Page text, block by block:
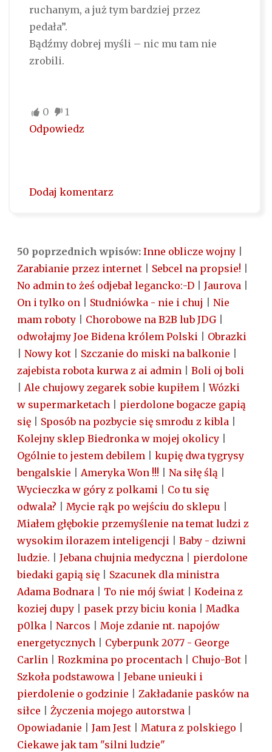
ruchanym, a już tym bardziej przez
pedała”.
Bądźmy dobrej myśli – nic mu tam nie
zrobili.
0
1
Odpowiedz
Dodaj komentarz
50 poprzednich wpisów: Inne oblicze wojny
Zarabianie przez internet
Sebcel na propsie!
No admin to żeś odjebał legancko:-D
Jaurova
On i tylko on
Studniówka - nie i chuj
Nie
mam roboty
Chorobowe na B2B lub JDG|
odwołajmy Joe Bidena królem Polski
Obrazki
Nowy kot Szczanie do miski na balkonie
zajebista robota kurwa z ai admin
Boli oj boli
Ale chujowy zegarek sobie kupiłem |Wózki
w supermarketach
pierdolone bogacze gapią
się
Sposób na pozbycie się smrodu z kibla
Kolejny sklep Biedronka w mojej okolicy
Ogólnie to jestem debilem
kupię dwa tygrysy
bengalskie
Ameryka Won !!! Na siłę ślą
Wycieczka w góry z polkami
Co tu się
odwala?
Mycie rąk po wejściu do sklepu
Miałem głębokie przemyślenie na temat ludzi z
wysokim ilorazem inteligencji
Baby - dziwni
ludzie.
Jebana chujnia medyczna
pierdolone
biedaki gapią się
Szacunek dla ministra
Adama Bodnara
To nie mój świat
Kodeina z
koziej dupy
pasek przy biciu konia
Madka
p0lka
Narcos
Moje zdanie nt. napojów
energetycznych
Cyberpunk 2077 - George
Carlin
Rozkmina po procentach Chujo-Bot
Szkoła podstawowa
Jebane unieuki i
pierdolenie o godzinie
Zakładanie pasków na
siłce
Życzenia mojego autorstwa
Opowiadanie
Jam Jest Matura z polskiego
Ciekawe jak tam "silni ludzie"